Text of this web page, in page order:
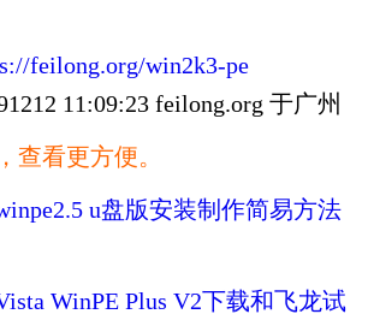
feilong.org/win2k3-pe
11:09:23 feilong.org 于广州
查看更方便。
u盘版安装制作简易方法
WinPE Plus V2下载和飞龙试